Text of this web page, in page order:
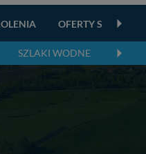
OFERTY
SZLAKI WODNE